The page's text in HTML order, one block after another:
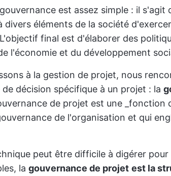
est assez simple : il s'agit
éléments de la société
final est d'élaborer des
l'économie et du développement
à la gestion de projet, nous
décision spécifique à un projet : la
de projet est une _fonction
de l'organisation et qui
peut être difficile à digérer
la gouvernance de projet est la